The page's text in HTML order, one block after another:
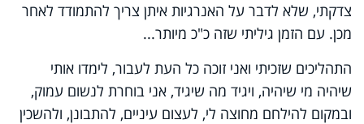
צדקתי, שלא לדבר על האנרגיות איתן צריך להתמודד לאחר
מכן. עם הזמן גיליתי שזה כ"כ מיותר...
התהליכים שזכיתי ואני זוכה כל העת לעבור, לימדו אותי
שיהיה מי שיהיה, ויגיד מה שיגיד, אני בוחרת לנשום עמוק,
ובמקום להילחם מחוצה לי, לעצום עיניים, להתבונן, ולהשכין